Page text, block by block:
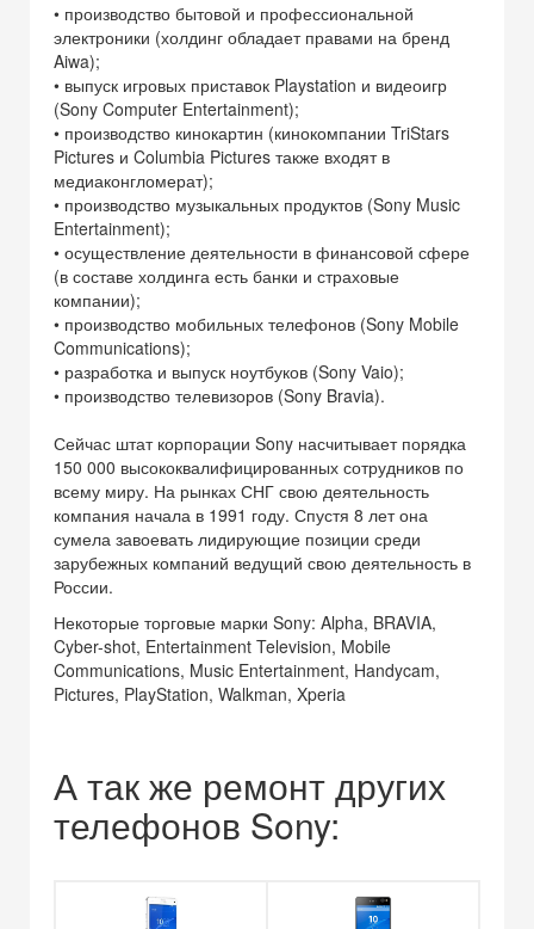
• производство бытовой и профессиональной
электроники (холдинг обладает правами на бренд
Aiwa);
• выпуск игровых приставок Playstation и видеоигр
(Sony Computer Entertainment);
• производство кинокартин (кинокомпании TriStars
Pictures и Columbia Pictures также входят в
медиаконгломерат);
• производство музыкальных продуктов (Sony Music
Entertainment);
• осуществление деятельности в финансовой сфере
(в составе холдинга есть банки и страховые
компании);
• производство мобильных телефонов (Sony Mobile
Communications);
• разработка и выпуск ноутбуков (Sony Vaio);
• производство телевизоров (Sony Bravia).
Сейчас штат корпорации Sony насчитывает порядка
150 000 высококвалифицированных сотрудников по
всему миру. На рынках СНГ свою деятельность
компания начала в 1991 году. Спустя 8 лет она
сумела завоевать лидирующие позиции среди
зарубежных компаний ведущий свою деятельность в
России.
Некоторые торговые марки Sony: Alpha, BRAVIA,
Cyber-shot, Entertainment Television, Mobile
Communications, Music Entertainment, Handycam,
Pictures, PlayStation, Walkman, Xperia
А так же ремонт других
телефонов Sony: